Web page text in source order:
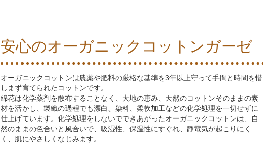
安心のオーガニックコットンガーゼ
オーガニックコットンは農薬や肥料の厳格な基準を3年以上守って手間と時間を惜
しまず育てられたコットンです。
綿花は化学薬剤を散布することなく、大地の恵み、天然のコットンそのままの素
材を活かし、製織の過程でも漂白、染料、柔軟加工などの化学処理を一切せずに
仕上げています。化学処理をしないでできあがったオーガニックコットンは、自
然のままの色合いと風合いで、吸湿性、保温性にすぐれ、静電気が起こりにく
く、肌にやさしくなじみます。